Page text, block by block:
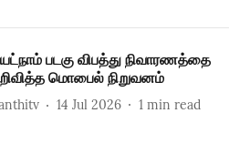
படகு விபத்து நிவாரணத்தை
மொபைல் நிறுவனம்
14 Jul 2026 1 min read